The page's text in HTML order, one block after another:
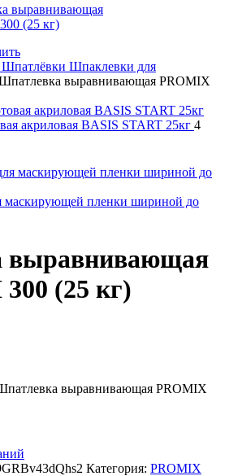
Шпатлёвки Шпаклевки для
выравнивающая PROMIX
акриловая BASIS START 25кг 4
маскирующей пленки шириной до
выравнивающая
(25 кг)
выравнивающая PROMIX
Категория: PROMIX